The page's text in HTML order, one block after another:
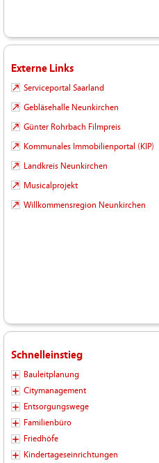
Externe Links
Serviceportal Saarland
Gebläsehalle Neunkirchen
Günter Rohrbach Filmpreis
Kommunales Immobilienportal (KIP)
Landkreis Neunkirchen
Musicalprojekt
Willkommensregion Neunkirchen
Schnelleinstieg
Bauleitplanung
Citymanagement
Entsorgungswege
Familienbüro
Friedhöfe
Kindertageseinrichtungen